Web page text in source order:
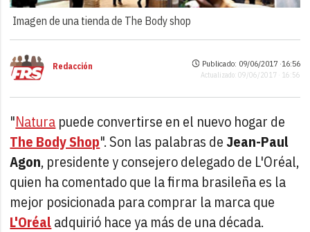
Imagen de una tienda de The Body shop
Redacción Publicado: 09/06/2017 ·16:56
Actualizado: 09/06/2017 · 16:56
"Natura puede convertirse en el nuevo hogar de
The Body Shop". Son las palabras deJean-Paul
Agon, presidente y consejero delegado de L'Oréal,
quien ha comentado que la firma brasileña es la
mejor posicionada para comprar la marca que
L'Oréaladquirió hace ya más de una década.